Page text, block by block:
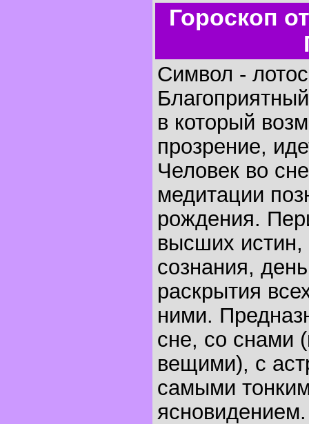
Гороскоп
Символ -
в который
прозрение,
Человек во
медитации
рождения.
высших истин,
сознания,
раскрытия
ними.
сне, со снами
вещими), с
самыми
ясновидением.